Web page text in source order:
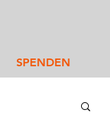
SPENDEN